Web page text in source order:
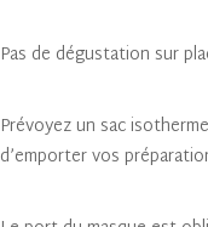
Pas de dégustation sur
Prévoyez un sac
d’emporter vos